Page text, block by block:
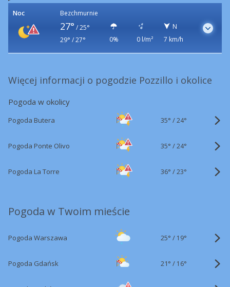
Noc Bezchmurnie
27° / 25°
29° / 27°
0% 0 l/m²
N
7 km/h
Więcej informacji o pogodzie Pozzillo i okolice
Pogoda w okolicy
Pogoda Butera 35° /24°
Pogoda Ponte Olivo 35° /24°
Pogoda La Torre 36° /23°
Pogoda w Twoim mieście
Pogoda Warszawa 25° / 19°
Pogoda Gdańsk 21° / 16°